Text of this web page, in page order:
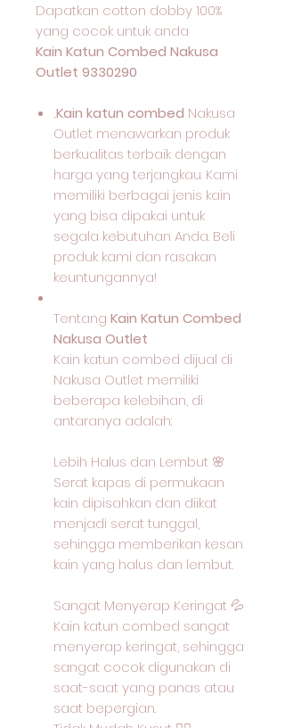
Dapatkan cotton dobby 100%
yang cocok untuk anda
Kain Katun Combed Nakusa
Outlet 9330290
.Kain katun combed Nakusa
Outlet menawarkan produk
berkualitas terbaik dengan
harga yang terjangkau. Kami
memiliki berbagai jenis kain
yang bisa dipakai untuk
segala kebutuhan Anda. Beli
produk kami dan rasakan
keuntungannya!
Tentang Kain Katun Combed
Nakusa Outlet
Kain katun combed dijual di
Nakusa Outlet memiliki
beberapa kelebihan, di
antaranya adalah:
Lebih Halus dan Lembut 🌸
Serat kapas di permukaan
kain dipisahkan dan diikat
menjadi serat tunggal,
sehingga memberikan kesan
kain yang halus dan lembut.
Sangat Menyerap Keringat 💦
Kain katun combed sangat
menyerap keringat, sehingga
sangat cocok digunakan di
saat-saat yang panas atau
saat bepergian.